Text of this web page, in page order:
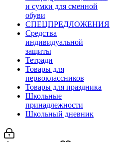
и сумки для сменной
обуви
СПЕЦПРЕДЛОЖЕНИЯ
Средства
индивидуальной
защиты
Тетради
Товары для
первоклассников
Товары для праздника
Школьные
принадлежности
Школьный дневник